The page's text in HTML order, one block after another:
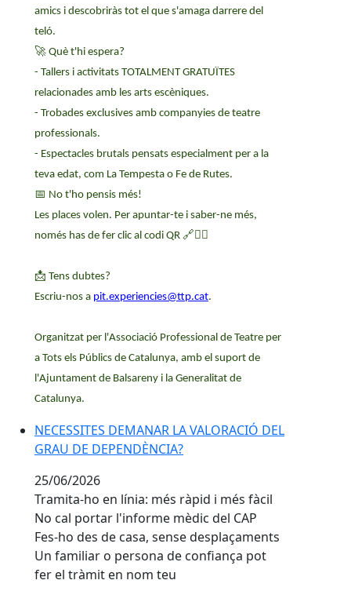
amics i descobriràs tot el que s'amaga darrere del
teló.
🚀 Què t'hi espera?
- Tallers i activitats TOTALMENT GRATUÏTES
relacionades amb les arts escèniques.
- Trobades exclusives amb companyies de teatre
professionals.
- Espectacles brutals pensats especialment per a la
teva edat, com La Tempesta o Fe de Rutes.
📅 No t'ho pensis més!
Les places volen. Per apuntar-te i saber-ne més,
només has de fer clic al codi QR 🔗☝🏻
📩 Tens dubtes?
Escriu-nos a pit.experiencies@ttp.cat.
Organitzat per l'Associació Professional de Teatre per
a Tots els Públics de Catalunya, amb el suport de
l'Ajuntament de Balsareny i la Generalitat de
Catalunya.
NECESSITES DEMANAR LA VALORACIÓ DEL GRAU DE
NECESSITES DEMANAR LA VALORACIÓ DEL
GRAU DE DEPENDÈNCIA?
25/06/2026
Tramita-ho en línia: més ràpid i més fàcil
No cal portar l'informe mèdic del CAP
Fes-ho des de casa, sense desplaçaments
Un familiar o persona de confiança pot
fer el tràmit en nom teu